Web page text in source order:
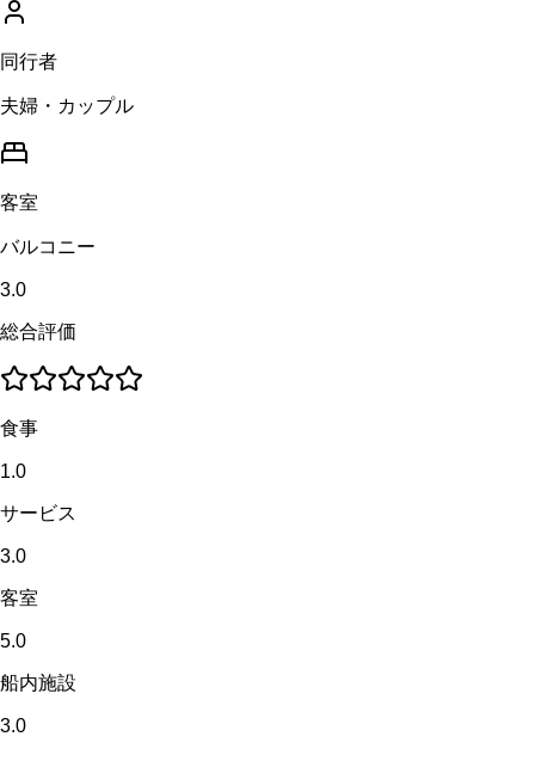
同行者
夫婦・カップル
客室
バルコニー
3.0
総合評価
食事
1.0
サービス
3.0
客室
5.0
船内施設
3.0